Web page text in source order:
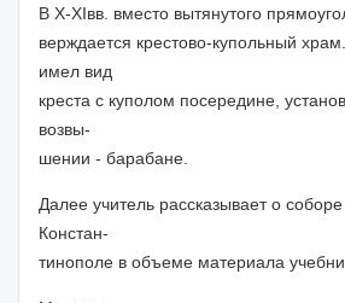
В X-XIвв. вместо вытянутого
верждается крестово-купольный
имел вид
креста с куполом посередине,
возвы-
шении - барабане.
Далее учитель рассказывает о
Констан-
тинополе в объеме материала